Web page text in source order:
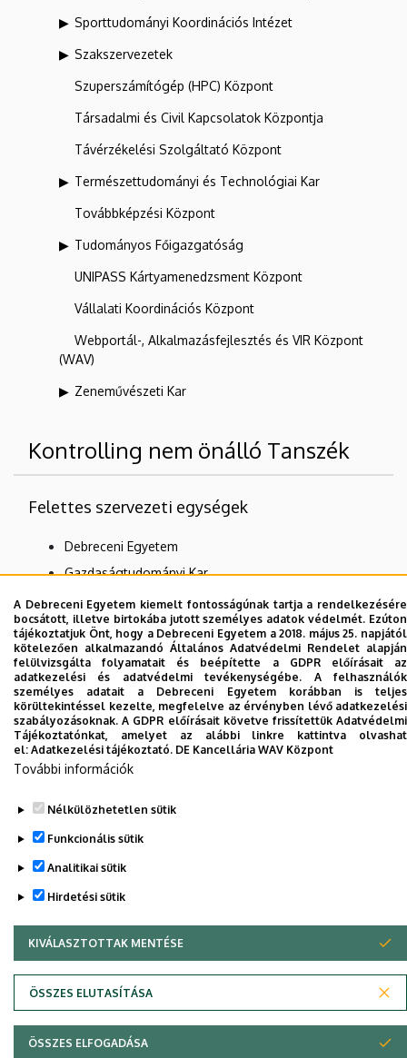
Sporttudományi Koordinációs Intézet
Szakszervezetek
Szuperszámítógép (HPC) Központ
Társadalmi és Civil Kapcsolatok Központja
Távérzékelési Szolgáltató Központ
Természettudományi és Technológiai Kar
Továbbképzési Központ
Tudományos Főigazgatóság
UNIPASS Kártyamenedzsment Központ
Vállalati Koordinációs Központ
Webportál-, Alkalmazásfejlesztés és VIR Központ
(WAV)
Zeneművészeti Kar
Kontrolling nem önálló Tanszék
Felettes szervezeti egységek
Debreceni Egyetem
Gazdaságtudományi Kar
Számviteli és Pénzügyi Intézet
Dolgozói adatmódosítás igénylése a DE
telefonkönyvében|Külső személyek rögzítése a
DE telefonkönyvében|Súgó|Hibabejelentés
Szerzői jog © 2026 Unideb
A Debreceni Egyetem kiemelt fontosságúnak tartja a rendelkezésére
bocsátott, illetve birtokába jutott személyes adatok védelmét. Ezúton
tájékoztatjuk Önt, hogy a Debreceni Egyetem a 2018. május 25. napjától
kötelezően alkalmazandó Általános Adatvédelmi Rendelet alapján
felülvizsgálta folyamatait és beépítette a GDPR előírásait az
adatkezelési és adatvédelmi tevékenységébe. A felhasználók
személyes adatait a Debreceni Egyetem korábban is teljes
körültekintéssel kezelte, megfelelve az érvényben lévő adatkezelési
szabályozásoknak. A GDPR előírásait követve frissítettük Adatvédelmi
Tájékoztatónkat, amelyet az alábbi linkre kattintva olvashat
el: Adatkezelési tájékoztató. DE Kancellária WAV Központ
További információk
Nélkülözhetetlen sütik
Funkcionális sütik
Analitikai sütik
Hirdetési sütik
KIVÁLASZTOTTAK MENTÉSE
ÖSSZES ELUTASÍTÁSA
WITHDRAW CONSENT
ÖSSZES ELFOGADÁSA